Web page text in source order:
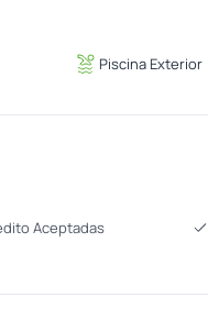
Piscina Exterior
Aceptadas